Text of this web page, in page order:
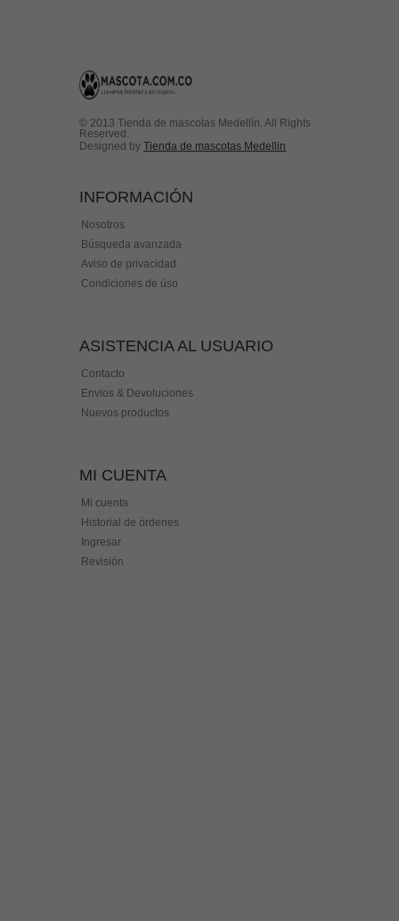
© 2013 Tienda de mascotas Medellín. All Rights
Reserved.
Designed by Tienda de mascotas Medellin
INFORMACIÓN
Nosotros
Búsqueda avanzada
Aviso de privacidad
Condiciones de úso
ASISTENCIA AL USUARIO
Contacto
Envios & Devoluciones
Nuevos productos
MI CUENTA
Mi cuenta
Historial de órdenes
Ingresar
Revisión